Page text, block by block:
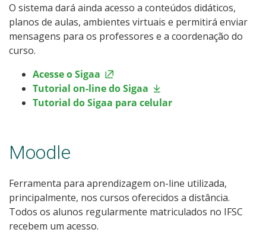
O sistema dará ainda acesso a conteúdos didáticos,
planos de aulas, ambientes virtuais e permitirá enviar
mensagens para os professores e a coordenação do
curso.
Acesse o Sigaa
Tutorial on-line do Sigaa
Tutorial do Sigaa para celular
Moodle
Ferramenta para aprendizagem on-line utilizada,
principalmente, nos cursos oferecidos a distância.
Todos os alunos regularmente matriculados no IFSC
recebem um acesso.